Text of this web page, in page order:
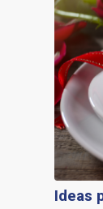
Ideas